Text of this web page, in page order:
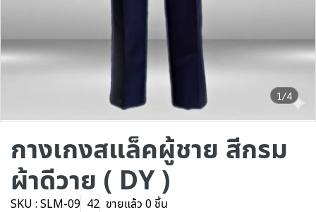
1/4
กางเกงสแล็คผู้ชาย สีกรม
ผ้าดีวาย ( DY )
SKU : SLM-09 42 ขายแล้ว 0 ชิ้น